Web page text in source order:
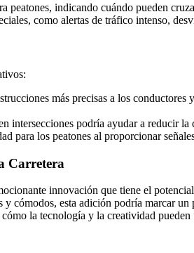
peatones, indicando cuándo pueden
como alertas de tráfico intenso,
más precisas a los
intersecciones podría ayudar a reducir
para los peatones al proporcionar
Carretera
innovación que tiene el
cómodos, esta adición podría marcar
la tecnología y la creatividad